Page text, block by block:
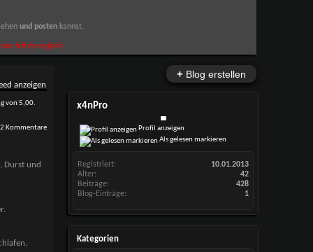
und posten kannst.
left to english!
Kommentare
Durst und
+ Blog erstellen
x4nPro
Profil anzeigen
Als gelesen markieren
Registriert
10.01.2013
Alter
42
Beiträge
428
Blog-Einträge
1
Kategorien